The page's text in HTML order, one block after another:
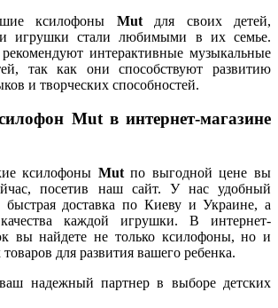
ксилофоны Mutдля своих детей,
игрушки стали любимыми в их семье.
интерактивные музыкальные
так как они способствуют развитию
и творческих способностей.
Mut в интернет-магазине
ксилофоны Mutпо выгодной цене вы
посетив наш сайт. У нас удобный
быстрая доставка по Киеву и Украине, а
каждой игрушки. В интернет-
вы найдете не только ксилофоны, но и
для развития вашего ребенка.
надежный партнер в выборе детских